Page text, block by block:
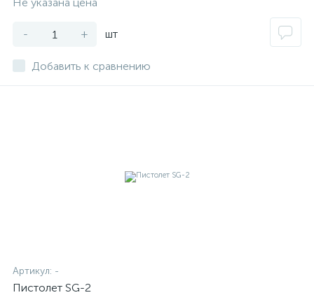
- + шт
Добавить к сравнению
Артикул: -
Пистолет SG-2